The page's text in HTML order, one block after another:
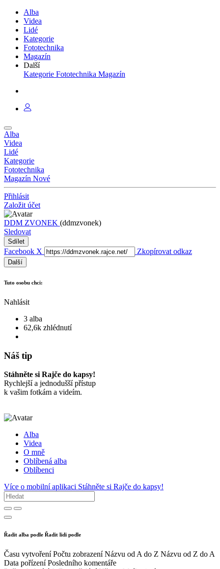
Alba
Videa
Lidé
Kategorie
Fototechnika
Magazín
Další
Kategorie Fototechnika Magazín
Alba
Videa
Lidé
Kategorie
Fototechnika
Magazín Nové
Přihlásit
Založit účet
DDM ZVONEK (ddmzvonek)
Sledovat
Sdílet
Facebook X Zkopírovat odkaz
Další
Tuto osobu chci:
Nahlásit
3 alba
62,6k zhlédnutí
Náš tip
Stáhněte si Rajče do kapsy!
Rychlejší a jednodušší přístup
k vašim fotkám a videím.
Alba
Videa
O mně
Oblíbená alba
Oblíbenci
Více o mobilní aplikaci Stáhněte si Rajče do kapsy!
Řadit alba podle Řadit lidi podle
Času vytvoření Počtu zobrazení Názvu od A do Z Názvu od Z do A
Data pořízení Posledního komentáře